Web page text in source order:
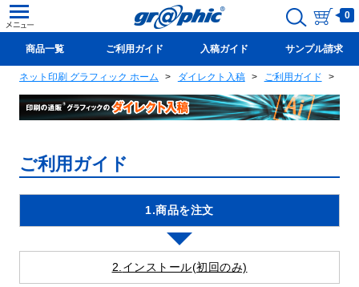
0
商品一覧 ご利用ガイド 入稿ガイド サンプル請求
新規会員登録(無料)
ネット印刷 グラフィック ホーム ダイレクト入稿 ご利用ガイド
ご利用ガイド
商品を注文
インストール(初回のみ)